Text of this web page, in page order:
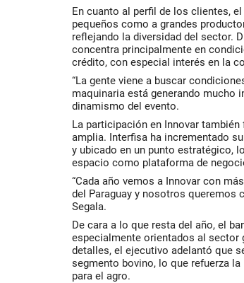
En cuanto al perfil de los clientes,
pequeños como a grandes
reflejando la diversidad del sector.
concentra principalmente en
crédito, con especial interés en la
“La gente viene a buscar
maquinaria está generando mucho
dinamismo del evento.
La participación en Innovar
amplia. Interfisa ha incrementado
y ubicado en un punto estratégico,
espacio como plataforma de
“Cada año vemos a Innovar con
del Paraguay y nosotros queremos
Segala.
De cara a lo que resta del año, el
especialmente orientados al sector
detalles, el ejecutivo adelantó que
segmento bovino, lo que refuerza
para el agro.